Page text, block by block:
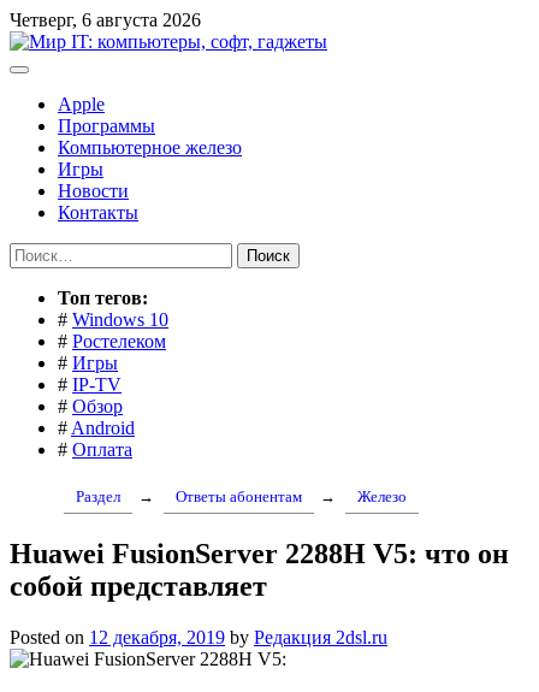
Перейти
к
содержимому
Четверг, 6 августа 2026
Apple
Программы
Компьютерное железо
Игры
Новости
Контакты
Найти:
Toп тегов:
# Windows 10
# Ростелеком
# Игры
# IP-TV
# Обзор
# Android
# Оплата
Раздел → Ответы абонентам → Железо
Huawei FusionServer 2288H V5: что он
собой представляет
Posted on 12 декабря, 2019 by Редакция 2dsl.ru